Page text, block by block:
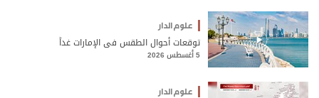
علوم الدار
توقعات أحوال الطقس في الإمارات غداً
5 أغسطس 2026
علوم الدار